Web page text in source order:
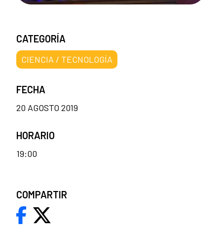
CATEGORÍA
CIENCIA / TECNOLOGÍA
FECHA
20 AGOSTO 2019
HORARIO
19:00
COMPARTIR